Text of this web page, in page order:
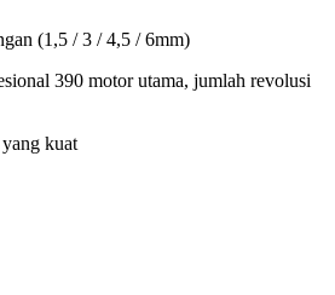
(1,5 / 3 / 4,5 / 6mm)
390 motor utama, jumlah revolusi
kuat